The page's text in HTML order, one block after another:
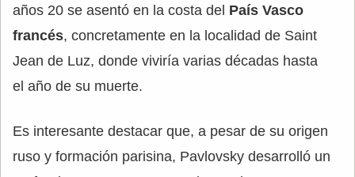
años 20 se asentó en la costa del País Vasco
francés, concretamente en la localidad de Saint
Jean de Luz, donde viviría varias décadas hasta
el año de su muerte.
Es interesante destacar que, a pesar de su origen
ruso y formación parisina, Pavlovsky desarrolló un